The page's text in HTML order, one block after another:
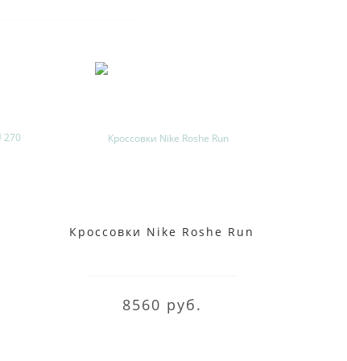
Кроссовки Nike Roshe Run
8560 руб.